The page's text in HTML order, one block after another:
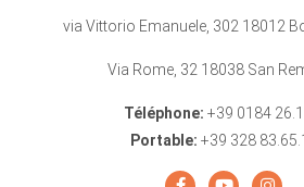
via Vittorio Emanuele, 302 18012
Via Rome, 32 18038 San
Téléphone: +39 0184
Portable: +39 328